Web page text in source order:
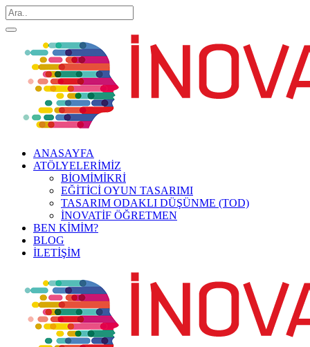
ANASAYFA
ATÖLYELERİMİZ
BİOMİMİKRİ
EĞİTİCİ OYUN TASARIMI
TASARIM ODAKLI DÜŞÜNME (TOD)
İNOVATİF ÖĞRETMEN
BEN KİMİM?
BLOG
İLETİŞİM